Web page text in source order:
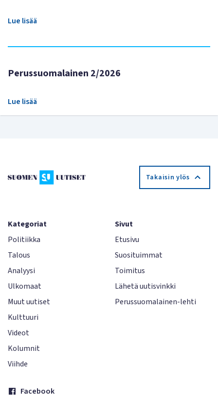
Lue lisää
Perussuomalainen 2/2026
Lue lisää
Takaisin ylös
Kategoriat
Politiikka
Talous
Analyysi
Ulkomaat
Muut uutiset
Kulttuuri
Videot
Kolumnit
Viihde
Sivut
Etusivu
Suosituimmat
Toimitus
Lähetä uutisvinkki
Perussuomalainen-lehti
Facebook